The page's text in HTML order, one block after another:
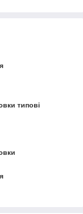
типові